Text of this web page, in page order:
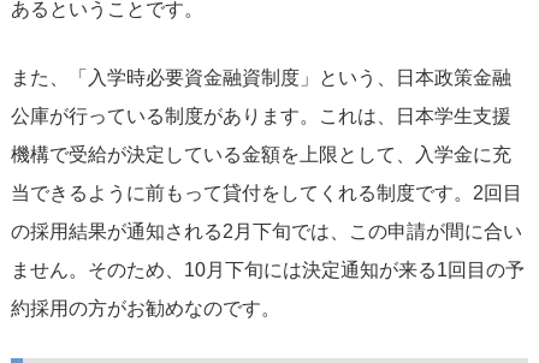
あるということです。
また、「入学時必要資金融資制度」という、日本政策金融
公庫が行っている制度があります。これは、日本学生支援
機構で受給が決定している金額を上限として、入学金に充
当できるように前もって貸付をしてくれる制度です。2回目
の採用結果が通知される2月下旬では、この申請が間に合い
ません。そのため、10月下旬には決定通知が来る1回目の予
約採用の方がお勧めなのです。